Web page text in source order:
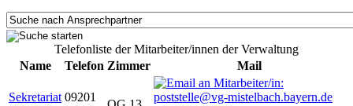
Telefonliste der Mitarbeiter/innen der Verwaltung
Name
Telefon Zimmer Mail
Sekretariat 09201